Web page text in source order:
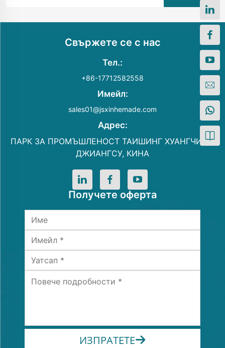
Свържете се с нас
Тел.:
+86-17712582558
Имейл:
sales01@jsxinhemade.com
Адрес:
ПАРК ЗА ПРОМЪШЛЕНОСТ ТАИШИНГ ХУАНГЧИАО,
ДЖИАНГСУ, КИНА
Получете оферта
ИЗПРАТЕТЕ